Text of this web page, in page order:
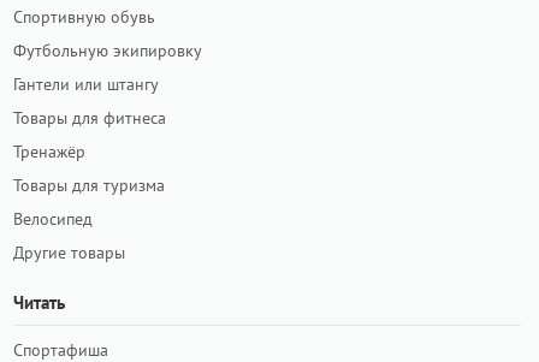
Спортивную обувь
Футбольную экипировку
Гантели или штангу
Товары для фитнеса
Тренажёр
Товары для туризма
Велосипед
Другие товары
Читать
Спортафиша